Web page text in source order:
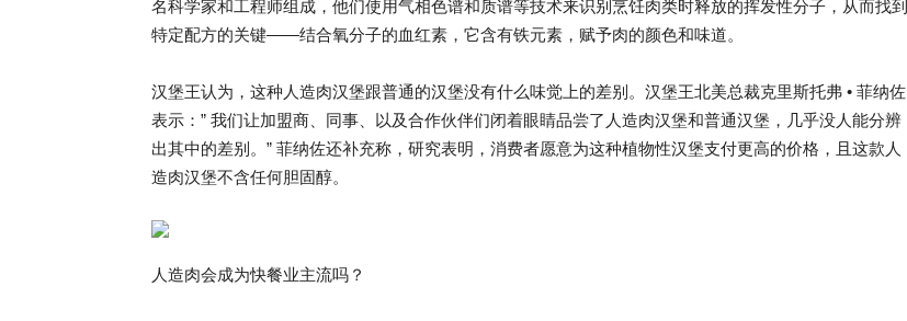
名科学家和工程师组成，他们使用气相色谱和质谱等技术来识别烹饪肉类时释放的挥发性分子，从而找到
特定配方的关键——结合氧分子的血红素，它含有铁元素，赋予肉的颜色和味道。
汉堡王认为，这种人造肉汉堡跟普通的汉堡没有什么味觉上的差别。汉堡王北美总裁克里斯托弗 • 菲纳佐
表示：” 我们让加盟商、同事、以及合作伙伴们闭着眼睛品尝了人造肉汉堡和普通汉堡，几乎没人能分辨
出其中的差别。” 菲纳佐还补充称，研究表明，消费者愿意为这种植物性汉堡支付更高的价格，且这款人
造肉汉堡不含任何胆固醇。
人造肉会成为快餐业主流吗？